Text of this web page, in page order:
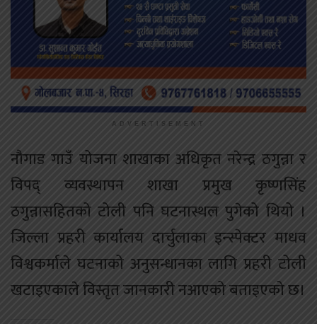
ADVERTISEMENT
नौगाड गाउँ योजना शाखाका अधिकृत नरेन्द्र ठगुन्ना र
विपद् व्यवस्थापन शाखा प्रमुख कृष्णसिंह
ठगुन्नासहितको टोली पनि घटनास्थल पुगेको थियो ।
जिल्ला प्रहरी कार्यालय दार्चुलाका इन्स्पेक्टर माधव
विश्वकर्माले घटनाको अनुसन्धानका लागि प्रहरी टोली
खटाइएकाले विस्तृत जानकारी नआएको बताइएको छ।